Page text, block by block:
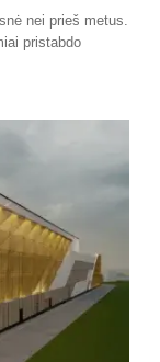
nei prieš metus.
pristabdo